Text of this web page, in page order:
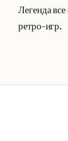
Легенда
ретро-игр.